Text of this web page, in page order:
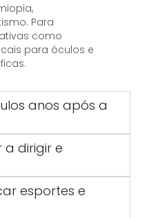
Para
como
para óculos e
anos após a
dirigir e
esportes e